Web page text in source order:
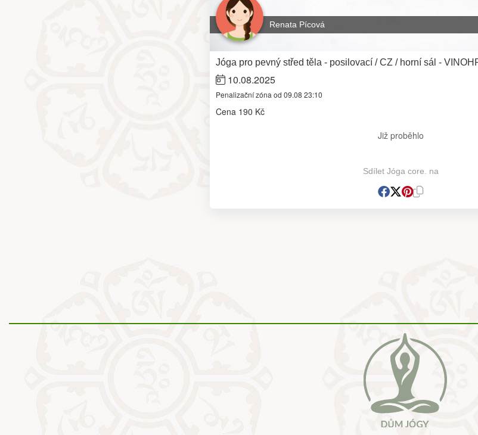
Renata Pícová
Jóga pro pevný střed těla - posilovací / CZ / horní sál -
10.08.2025
Penalizační zóna od 09.08 23:10
Cena 190 Kč
Již proběhlo
Sdílet Jóga core. na